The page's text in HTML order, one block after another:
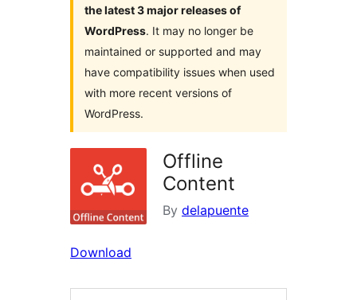
the latest 3 major releases of
WordPress. It may no longer be
maintained or supported and may
have compatibility issues when used
with more recent versions of
WordPress.
Offline
Content
By delapuente
Download